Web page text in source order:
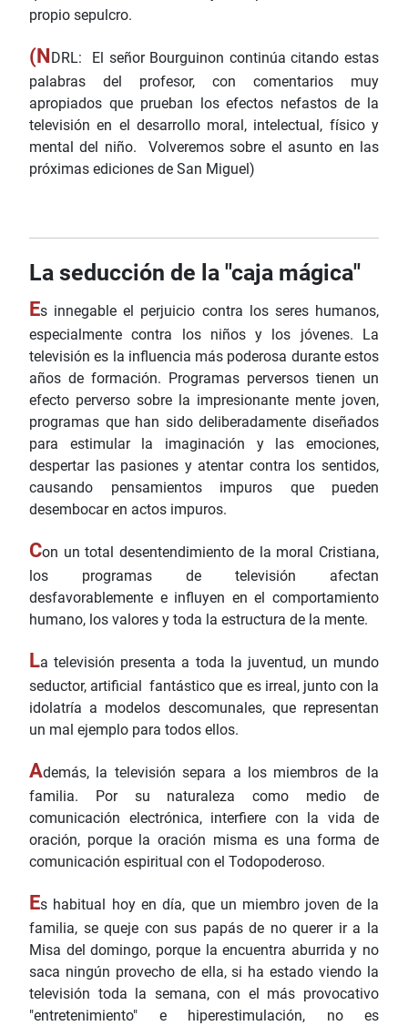
propio sepulcro.
(NDRL: El señor Bourguinon continúa citando estas
palabras del profesor, con comentarios muy
apropiados que prueban los efectos nefastos de la
televisión en el desarrollo moral, intelectual, físico y
mental del niño. Volveremos sobre el asunto en las
próximas ediciones de San Miguel)
La seducción de la "caja mágica"
Es innegable el perjuicio contra los seres humanos,
especialmente contra los niños y los jóvenes. La
televisión es la influencia más poderosa durante estos
años de formación. Programas perversos tienen un
efecto perverso sobre la impresionante mente joven,
programas que han sido deliberadamente diseñados
para estimular la imaginación y las emociones,
despertar las pasiones y atentar contra los sentidos,
causando pensamientos impuros que pueden
desembocar en actos impuros.
Con un total desentendimiento de la moral Cristiana,
los programas de televisión afectan
desfavorablemente e influyen en el comportamiento
humano, los valores y toda la estructura de la mente.
La televisión presenta a toda la juventud, un mundo
seductor, artificial fantástico que es irreal, junto con la
idolatría a modelos descomunales, que representan
un mal ejemplo para todos ellos.
Además, la televisión separa a los miembros de la
familia. Por su naturaleza como medio de
comunicación electrónica, interfiere con la vida de
oración, porque la oración misma es una forma de
comunicación espiritual con el Todopoderoso.
Es habitual hoy en día, que un miembro joven de la
familia, se queje con sus papás de no querer ir a la
Misa del domingo, porque la encuentra aburrida y no
saca ningún provecho de ella, si ha estado viendo la
televisión toda la semana, con el más provocativo
"entretenimiento" e hiperestimulación, no es